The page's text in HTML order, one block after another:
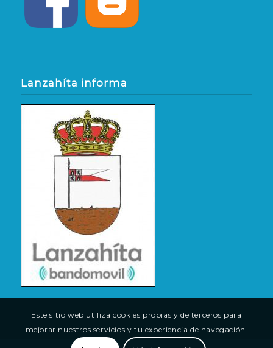
Lanzahíta informa
Este sitio web utiliza cookies propias y de terceros para
mejorar nuestros servicios y tu experiencia de navegación.